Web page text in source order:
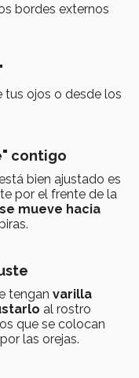
bordes externos
tus ojos o desde los
contigo
bien ajustado es
por el frente de la
se mueve hacia
tengan varilla
al rostro
que se colocan
las orejas.